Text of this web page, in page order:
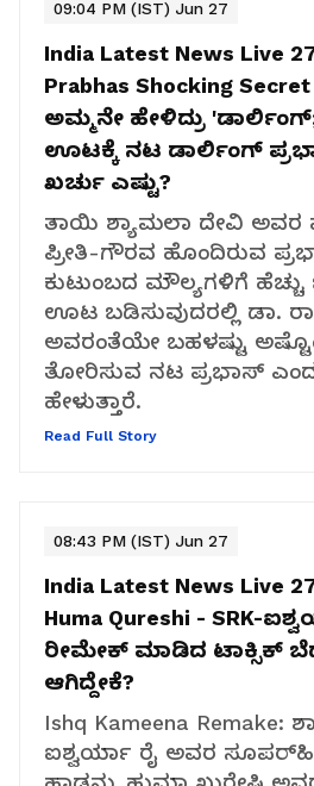
09:04 PM (IST) Jun 27
India Latest News Live
Prabhas Shocking
ಅಮ್ಮನೇ ಹೇಳಿದ್ರು
ಊಟಕ್ಕೆ ನಟ ಡಾರ್ಲಿಂಗ್
ಖರ್ಚು ಎಷ್ಟು?
ತಾಯಿ ಶ್ಯಾಮಲಾ ದೇವಿ ಅವರ
ಪ್ರೀತಿ-ಗೌರವ ಹೊಂದಿರುವ
ಕುಟುಂಬದ ಮೌಲ್ಯಗಳಿಗೆ ಹೆಚ್ಚು
ಊಟ ಬಡಿಸುವುದರಲ್ಲಿ ಡಾ.
ಅವರಂತೆಯೇ ಬಹಳಷ್ಟು
ತೋರಿಸುವ ನಟ ಪ್ರಭಾಸ್
ಹೇಳುತ್ತಾರೆ.
Read Full Story
08:43 PM (IST) Jun 27
India Latest News Live
Huma Qureshi - SRK-
ರೀಮೇಕ್ ಮಾಡಿದ ಟಾಕ್ಸಿಕ್
ಆಗಿದ್ದೇಕೆ?
Ishq Kameena Remake:
ಐಶ್ವರ್ಯಾ ರೈ ಅವರ